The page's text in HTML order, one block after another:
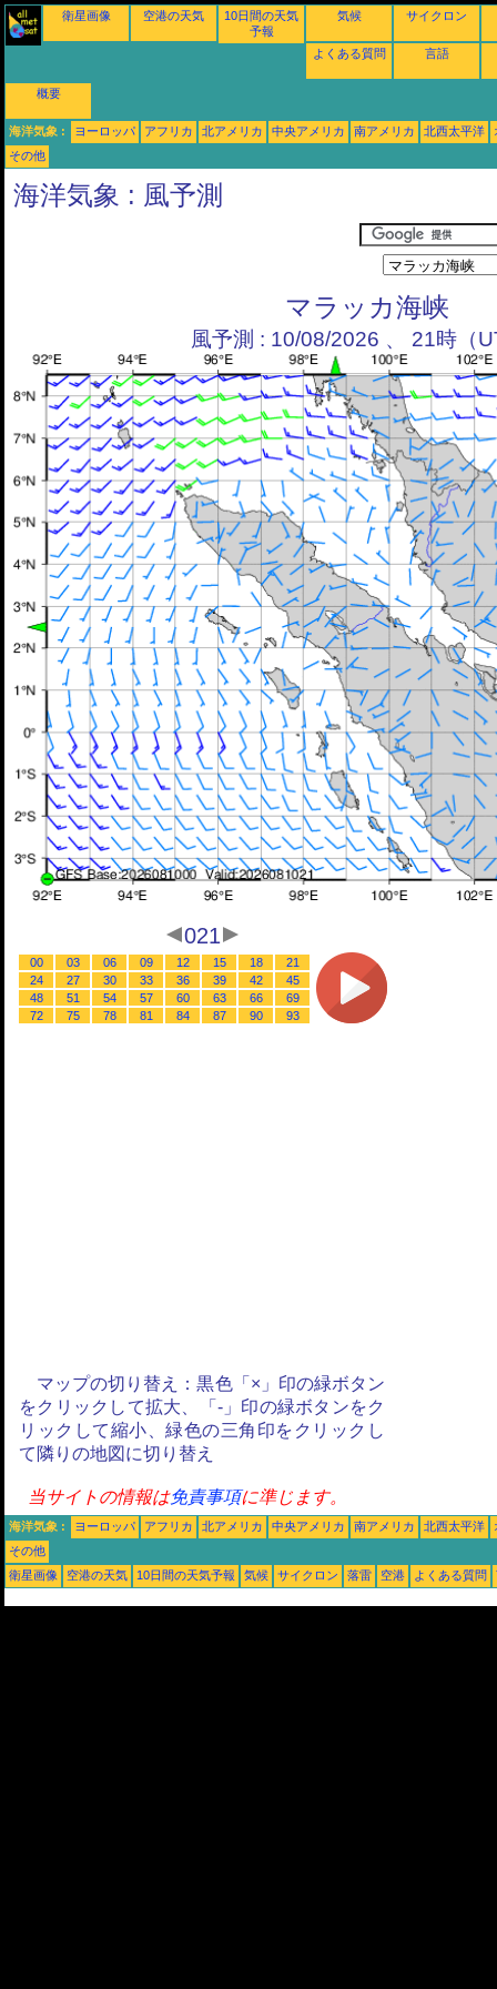
衛星画像 空港の天気
10日間の天気
予報
気候 サイクロン
よくある質問 言語
概要
海洋気象 : ヨーロッパ アフリカ 北アメリカ 中央アメリカ 南アメリカ 北西太平洋
その他
海洋気象 : 風予測
マラッカ海峡
風予測 : 10/08/2026 、 21時（
021
00 03 06 09 12 15 18
21
24
27 30 33 36 39 42
45
48
51 54 57 60 63 66
69
72
75 78 81 84 87 90 93
マップの切り替え：黒色「×」印の緑ボタン
をクリックして拡大、「-」印の緑ボタンをク
リックして縮小、緑色の三角印をクリックし
て隣りの地図に切り替え
当サイトの情報は免責事項に準じます。
海洋気象 : ヨーロッパ アフリカ 北アメリカ 中央アメリカ 南アメリカ 北西太平洋
その他
衛星画像
空港の天気 10日間の天気予報 気候 サイクロン 落雷 空港 よくある質問